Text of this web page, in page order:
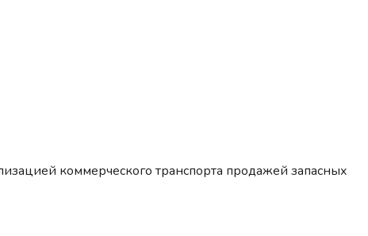
коммерческого транспорта продажей запасных